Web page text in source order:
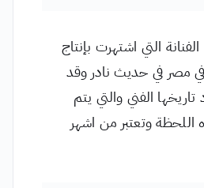
التي اشتهرت بإنتاج
في مصر في حديث نادر وقد
الفني والتي يتم
اللحظة وتعتبر من اشهر